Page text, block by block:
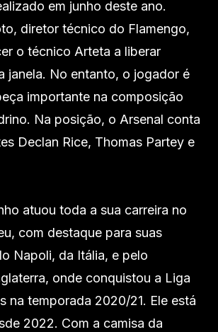
em junho deste ano.
diretor técnico do Flamengo,
o técnico Arteta a liberar
janela. No entanto, o jogador é
importante na composição
Na posição, o Arsenal conta
Declan Rice, Thomas Partey e
atuou toda a sua carreira no
com destaque para suas
Napoli, da Itália, e pelo
onde conquistou a Liga
na temporada 2020/21. Ele está
2022. Com a camisa da